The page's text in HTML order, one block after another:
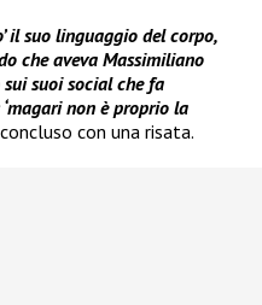
il suo linguaggio del corpo,
che aveva Massimiliano
sui suoi social che fa
non è proprio la
con una risata.